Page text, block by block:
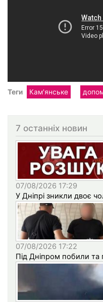
Теги Кам'янське
7 останніх новин
07/08/2026 17:29
У Дніпрі зникли двоє
07/08/2026 17:22
Під Дніпром побили та